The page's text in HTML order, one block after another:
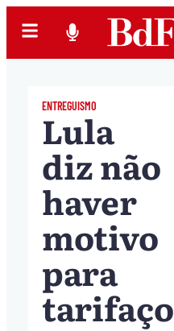
ENTREGUISMO
Lula
diz não
haver
motivo
para
tarifaço